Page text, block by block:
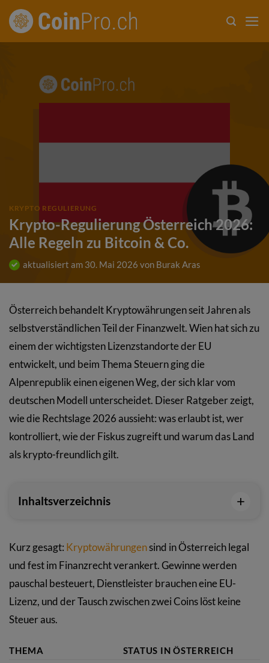
Zum
Inhalt
KRYPTO REGULIERUNG
Krypto-Regulierung Österreich 2026:
Alle Regeln zu Bitcoin & Co.
aktualisiert am 30. Mai 2026 von Burak Aras
Österreich behandelt Kryptowährungen seit Jahren als
selbstverständlichen Teil der Finanzwelt. Wien hat sich zu
einem der wichtigsten Lizenzstandorte der EU
entwickelt, und beim Thema Steuern ging die
Alpenrepublik einen eigenen Weg, der sich klar vom
deutschen Modell unterscheidet. Dieser Ratgeber zeigt,
wie die Rechtslage 2026 aussieht: was erlaubt ist, wer
kontrolliert, wie der Fiskus zugreift und warum das Land
als krypto-freundlich gilt.
Inhaltsverzeichnis +
Kurz gesagt: Kryptowährungensind in Österreich legal
und fest im Finanzrecht verankert. Gewinne werden
pauschal besteuert, Dienstleister brauchen eine EU-
Lizenz, und der Tausch zwischen zwei Coins löst keine
Steuer aus.
THEMA
STATUS IN ÖSTERREICH